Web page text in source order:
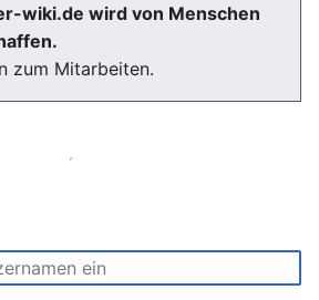
wiki.de wird von Menschen
zum Mitarbeiten.